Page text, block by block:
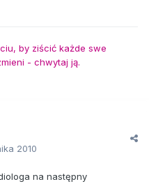
by ziścić każde swe
- chwytaj ją.
2010
na następny